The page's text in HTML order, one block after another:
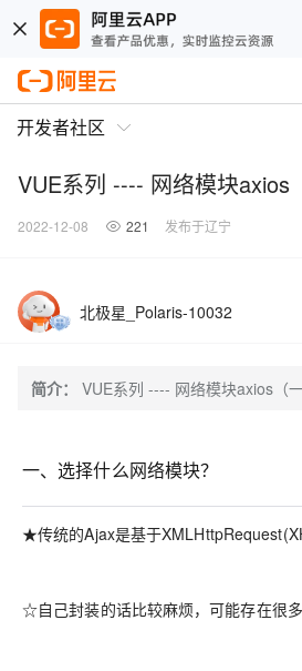
开发者社区
VUE系列 ---- 网络模块axios
2022-12-08 221 发布于辽宁
北极星_Polaris-10032
简介： VUE系列 ---- 网络模块axios（一
一、选择什么网络模块？
★传统的Ajax是基于
☆自己封装的话比较麻烦，可能存在很